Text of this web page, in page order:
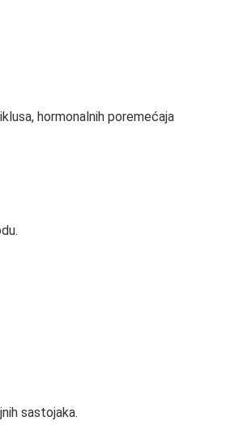
hormonalnih poremećaja
sastojaka.